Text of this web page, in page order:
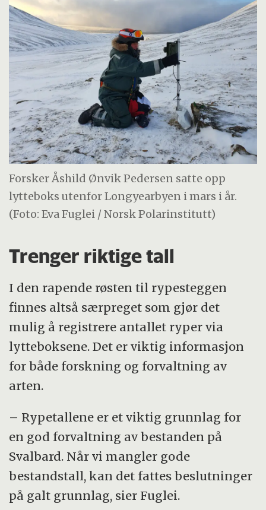
Forsker Åshild Ønvik Pedersen satte opp
lytteboks utenfor Longyearbyen i mars i år.
(Foto: Eva Fuglei / Norsk Polarinstitutt)
Trenger riktige tall
I den rapende røsten til rypesteggen
finnes altså særpreget som gjør det
mulig å registrere antallet ryper via
lytteboksene. Det er viktig informasjon
for både forskning og forvaltning av
arten.
– Rypetallene er et viktig grunnlag for
en god forvaltning av bestanden på
Svalbard. Når vi mangler gode
bestandstall, kan det fattes beslutninger
på galt grunnlag, sier Fuglei.